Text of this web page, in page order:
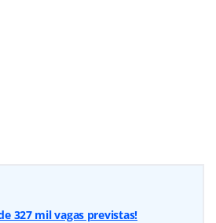
327 mil vagas previstas!